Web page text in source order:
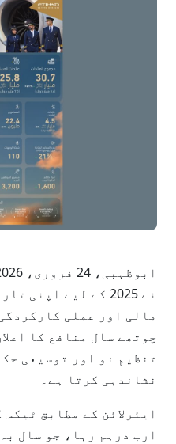
نے 2025 کے لیے
مالی اور عملی
چوتھے سال منافع کا
تنظیمِ نو اور توسیعی
نشاندہی کرتا ہے۔